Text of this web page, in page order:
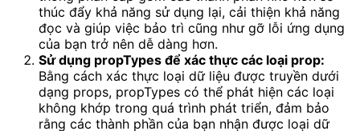
thúc đẩy khả năng sử dụng lại, cải thiện khả năng
đọc và giúp việc bảo trì cũng như gỡ lỗi ứng dụng
của bạn trở nên dễ dàng hơn.
Sử dụng propTypes để xác thực các loại prop:
Bằng cách xác thực loại dữ liệu được truyền dưới
dạng props, propTypes có thể phát hiện các loại
không khớp trong quá trình phát triển, đảm bảo
rằng các thành phần của bạn nhận được loại dữ